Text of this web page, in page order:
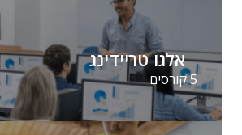
אלגו טריידינג
5 קורסים